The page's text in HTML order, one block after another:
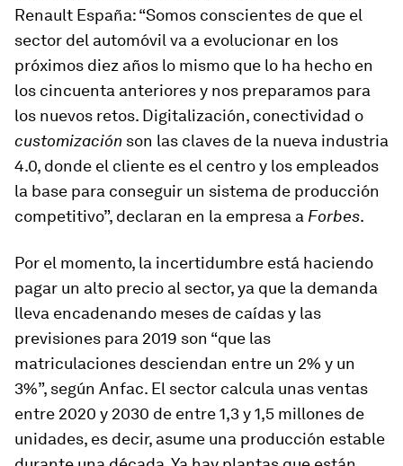
Renault España: “Somos conscientes de que el
sector del automóvil va a evolucionar en los
próximos diez años lo mismo que lo ha hecho en
los cincuenta anteriores y nos preparamos para
los nuevos retos. Digitalización, conectividad o
customización son las claves de la nueva industria
4.0, donde el cliente es el centro y los empleados
la base para conseguir un sistema de producción
competitivo”, declaran en la empresa a Forbes.
Por el momento, la incertidumbre está haciendo
pagar un alto precio al sector, ya que la demanda
lleva encadenando meses de caídas y las
previsiones para 2019 son “que las
matriculaciones desciendan entre un 2% y un
3%”, según Anfac. El sector calcula unas ventas
entre 2020 y 2030 de entre 1,3 y 1,5 millones de
unidades, es decir, asume una producción estable